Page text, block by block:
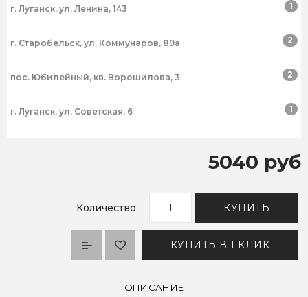
г. Луганск, ул. Ленина, 143 1
г. Старобельск, ул. Коммунаров, 89а 2
пос. Юбилейный, кв. Ворошилова, 3 2
г. Луганск, ул. Советская, 6 1
5040 руб
Количество КУПИТЬ
КУПИТЬ В 1 КЛИК
ОПИСАНИЕ